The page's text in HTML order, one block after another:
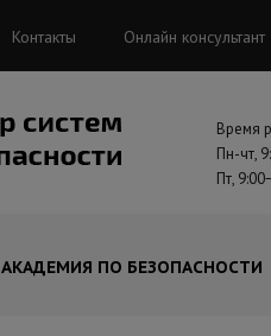
Контакты Онлайн консультант
Время
Пн-чт,
Пт,
АКАДЕМИЯ ПО БЕЗОПАСНОСТИ